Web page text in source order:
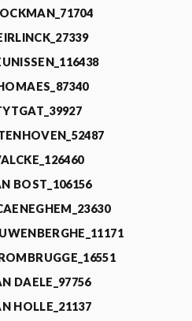
BOST_106156
DAELE_97756
HOLLE_21137